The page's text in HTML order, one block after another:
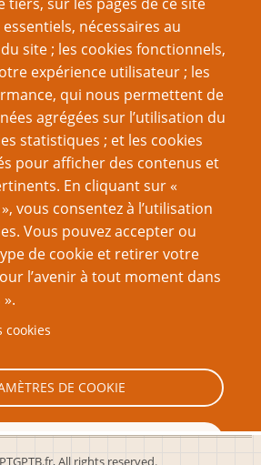
nécessaires au
site ; les cookies fonctionnels,
expérience utilisateur ; les
qui nous permettent de
agrégées sur l’utilisation du
statistiques ; et les cookies
pour afficher des contenus et
En cliquant sur «
», vous consentez à l’utilisation
Vous pouvez accepter ou
de cookie et retirer votre
l’avenir à tout moment dans
DE COOKIE
TOUT REFUSER
Life (2003)
que Good Games Hurstville est
de jeux que j'aie jamais vue
création
varié, imprévisible
Page
précédente
‹‹ 2
Page
suivante
››
AUSSI
e du meurtre ?
D&D
Brecht
All rights reserved.